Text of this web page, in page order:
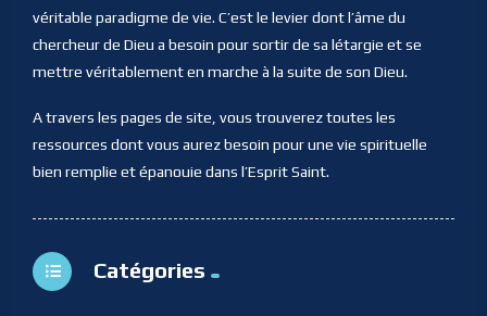
véritable paradigme de vie. C’est le levier dont l’âme du
chercheur de Dieu a besoin pour sortir de sa létargie et se
mettre véritablement en marche à la suite de son Dieu.
A travers les pages de site, vous trouverez toutes les
ressources dont vous aurez besoin pour une vie spirituelle
bien remplie et épanouie dans l’Esprit Saint.
Catégories